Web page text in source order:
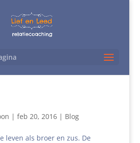
| feb 20, 2016| Blog
leven als broer en zus. De